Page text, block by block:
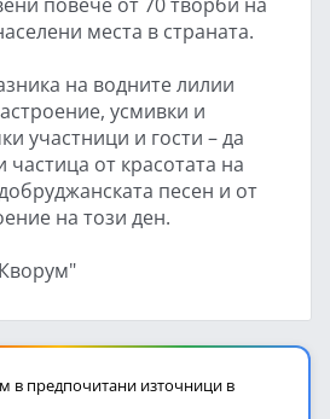
места в страната.
на водните лилии
усмивки и
участници и гости – да
частица от красотата на
песен и от
на този ден.
в предпочитани източници в